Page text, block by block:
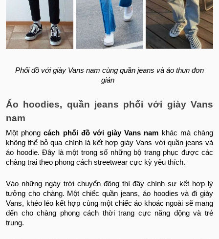
Phối đồ với giày Vans nam cùng quần jeans và áo thun đơn
giản
Áo hoodies, quần jeans phối với giày Vans
nam
Một phongcách phối đồ với giày Vans nam khác mà chàng
không thể bỏ qua chính là kết hợp giày Vans với quần jeans và
áo hoodie. Đây là một trong số những bộ trang phục được các
chàng trai theo phong cách streetwear cực kỳ yêu thích.
Vào những ngày trời chuyển đông thì đây chính sự kết hợp lý
tưởng cho chàng. Một chiếc quần jeans, áo hoodies và đi giày
Vans, khéo léo kết hợp cùng một chiếc áo khoác ngoài sẽ mang
đến cho chàng phong cách thời trang cực năng động và trẻ
trung.